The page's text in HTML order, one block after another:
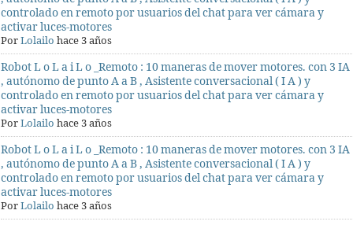
controlado en remoto por usuarios del chat para ver cámara y
activar luces-motores
PorLolailo hace 3 años
Robot L o L a i L o _Remoto : 10 maneras de mover motores. con 3 IA
, autónomo de punto A a B , Asistente conversacional ( I A ) y
controlado en remoto por usuarios del chat para ver cámara y
activar luces-motores
PorLolailo hace 3 años
Robot L o L a i L o _Remoto : 10 maneras de mover motores. con 3 IA
, autónomo de punto A a B , Asistente conversacional ( I A ) y
controlado en remoto por usuarios del chat para ver cámara y
activar luces-motores
PorLolailo hace 3 años